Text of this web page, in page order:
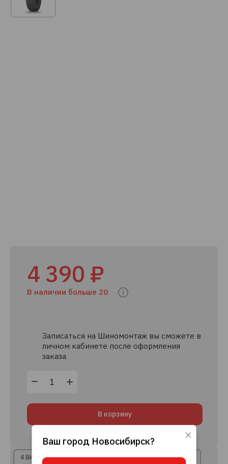
4 390 ₽
В наличии больше 20
Записаться на Шиномонтаж вы сможете в
личном кабинете после оформления
заказа
В корзину
4 ВИДА РАССРОЧКИ 8+ КРЕДИТНЫХ ПРЕДЛОЖЕНИЙ
Ваш город Новосибирск?
Используя данный сайт, вы даете согласие